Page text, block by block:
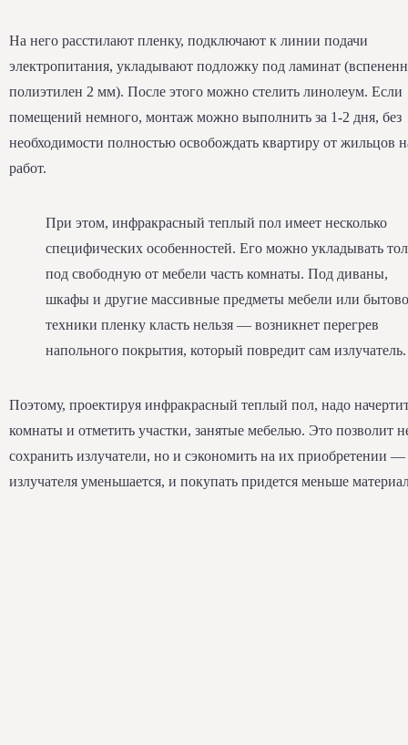
На него расстилают пленку, подключают к линии подачи
электропитания, укладывают подложку под ламинат
полиэтилен 2 мм). После этого можно стелить линолеум. Если
помещений немного, монтаж можно выполнить за 1-2 дня, без
необходимости полностью освобождать квартиру от жильцов
работ.
При этом, инфракрасный теплый пол имеет несколько
специфических особенностей. Его можно укладывать
под свободную от мебели часть комнаты. Под диваны,
шкафы и другие массивные предметы мебели или
техники пленку класть нельзя — возникнет перегрев
напольного покрытия, который повредит сам излучатель.
Поэтому, проектируя инфракрасный теплый пол, надо
комнаты и отметить участки, занятые мебелью. Это позволит
сохранить излучатели, но и сэкономить на их приобретении
излучателя уменьшается, и покупать придется меньше